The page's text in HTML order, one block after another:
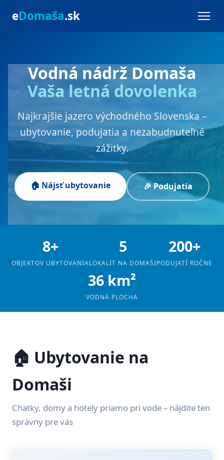
eDomaša.sk
Vodná nádrž Domaša
Vaša letná dovolenka
Najkrajšie jazero východného Slovenska –
ubytovanie, podujatia a nezabudnuteľné
zážitky.
🏠 Nájsť ubytovanie 🎉 Podujatia
8+
OBJEKTOV UBYTOVANIA
5
LOKALÍT NA DOMAŠI
200+
PODUJATÍ ROČNE
36 km²
VODNÁ PLOCHA
🏠 Ubytovanie na
Domaši
Chatky, domy a hotely priamo pri vode – nájdite ten
správny pre vás